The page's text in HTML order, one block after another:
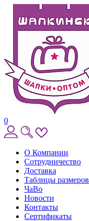
0
О Компании
Сотрудничество
Доставка
Таблицы размеров
ЧаВо
Новости
Контакты
Сертификаты